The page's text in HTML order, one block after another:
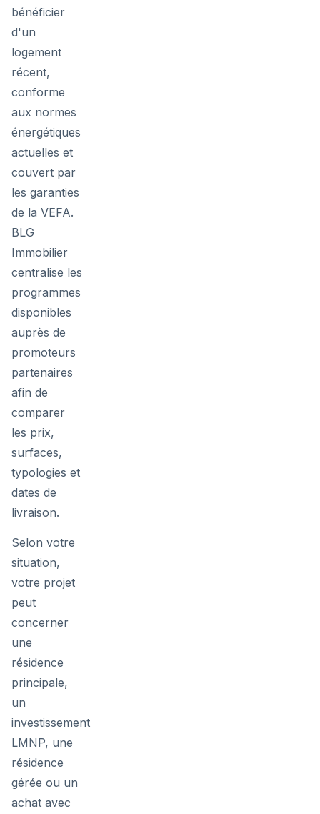
bénéficier
d'un
logement
récent,
conforme
aux normes
énergétiques
actuelles et
couvert par
les garanties
de la VEFA.
BLG
Immobilier
centralise les
programmes
disponibles
auprès de
promoteurs
partenaires
afin de
comparer
les prix,
surfaces,
typologies et
dates de
livraison.
Selon votre
situation,
votre projet
peut
concerner
une
résidence
principale,
un
investissement
LMNP, une
résidence
gérée ou un
achat avec